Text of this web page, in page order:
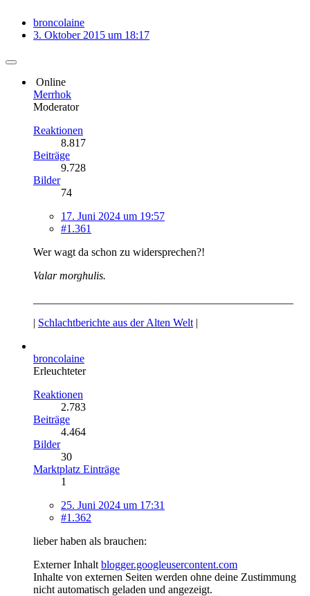
broncolaine
3. Oktober 2015 um 18:17
Online
Merrhok
Moderator
Reaktionen
8.817
Beiträge
9.728
Bilder
74
17. Juni 2024 um 19:57
#1.361
Wer wagt da schon zu widersprechen?!
Valar morghulis.
| Schlachtberichte aus der Alten Welt |
broncolaine
Erleuchteter
Reaktionen
2.783
Beiträge
4.464
Bilder
30
Marktplatz Einträge
1
25. Juni 2024 um 17:31
#1.362
lieber haben als brauchen:
Externer Inhalt blogger.googleusercontent.com
Inhalte von externen Seiten werden ohne deine Zustimmung
nicht automatisch geladen und angezeigt.